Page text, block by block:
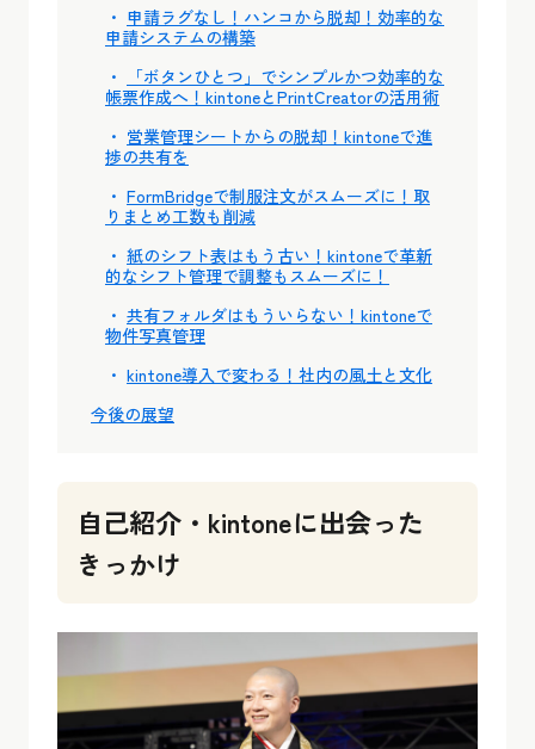
申請ラグなし！ハンコから脱却！効率的な
申請システムの構築
「ボタンひとつ」でシンプルかつ効率的な
帳票作成へ！kintoneとPrintCreatorの活用術
営業管理シートからの脱却！kintoneで進
捗の共有を
FormBridgeで制服注文がスムーズに！取
りまとめ工数も削減
紙のシフト表はもう古い！kintoneで革新
的なシフト管理で調整もスムーズに！
共有フォルダはもういらない！kintoneで
物件写真管理
kintone導入で変わる！社内の風土と文化
今後の展望
自己紹介・kintoneに出会った
きっかけ